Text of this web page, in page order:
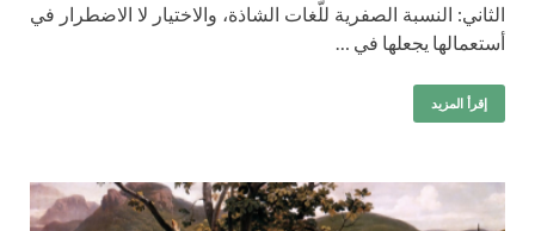
الثاني: النسبة الصفرية للّغات الشاذة، والاختيار لا الاضطرار في
أستعمالها يجعلها في …
إقرأ المزيد